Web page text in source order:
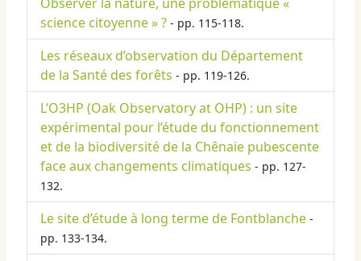
Observer la nature, une problématique «
science citoyenne » ? - pp. 115-118.
Les réseaux d’observation du Département
de la Santé des forêts - pp. 119-126.
L’O3HP (Oak Observatory at OHP) : un site
expérimental pour l’étude du fonctionnement
et de la biodiversité de la Chênaie pubescente
face aux changements climatiques - pp. 127-
132.
Le site d’étude à long terme de Fontblanche -
pp. 133-134.